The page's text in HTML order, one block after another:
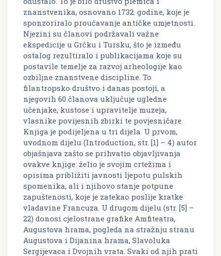
znanstvenika, osnovano 1732. godine, koje je
sponzoriralo proučavanje antičke umjetnosti.
Njezini su članovi podržavali važne
ekspedicije u Grčku i Tursku, što je između
ostalog rezultiralo i publikacijama koje su
postavile temelje za razvoj arheologije kao
ozbiljne znanstvene discipline. To
filantropsko društvo i danas postoji, a
njegovih 60 članova uključuje ugledne
učenjake, kustose i upravitelje muzeja,
vlasnike povijesnih zbirki te povjesničare.
Knjiga je podijeljena u tri dijela. U prvom,
uvodnom dijelu (Introduction, str. [1] – 4) autor
objašnjava zašto se prihvatio objavljivanja
ovakve knjige: želio je svojim crtežima i
opisima približiti javnosti ljepotu pulskih
spomenika, ali i njihovo stanje potpune
zapuštenosti, koje je zatekao poslije kratke
vladavine Francuza. U drugom dijelu (str. [5] –
22) donosi cjelostrane grafike Amfiteatra,
Augustova hrama, pogleda na stražnju stranu
Augustova i Dijanina hrama, Slavoluka
Sergijevaca i Dvojnih vrata. Svaki od njih prati